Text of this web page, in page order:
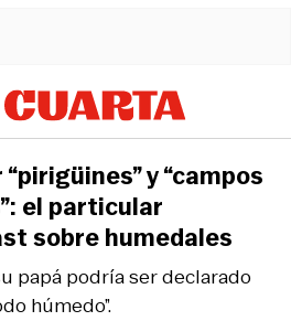
papá podría ser declarado
húmedo”.
y “campos
el particular
sobre humedales